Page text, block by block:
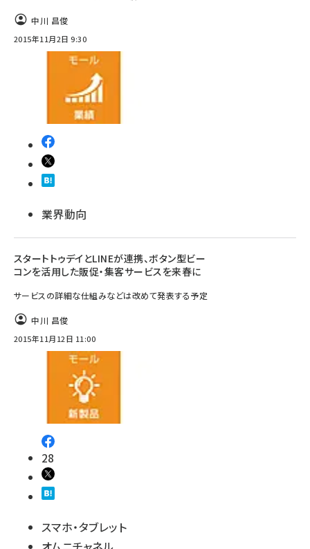
中川 昌俊
2015年11月2日 9:30
業界動向
スタートトゥデイとLINEが連携、ボタン型ビー
コンを活用した販促・集客サービスを来春に
サービスの詳細な仕組みなどは改めて発表する予定
中川 昌俊
2015年11月12日 11:00
28
スマホ・タブレット